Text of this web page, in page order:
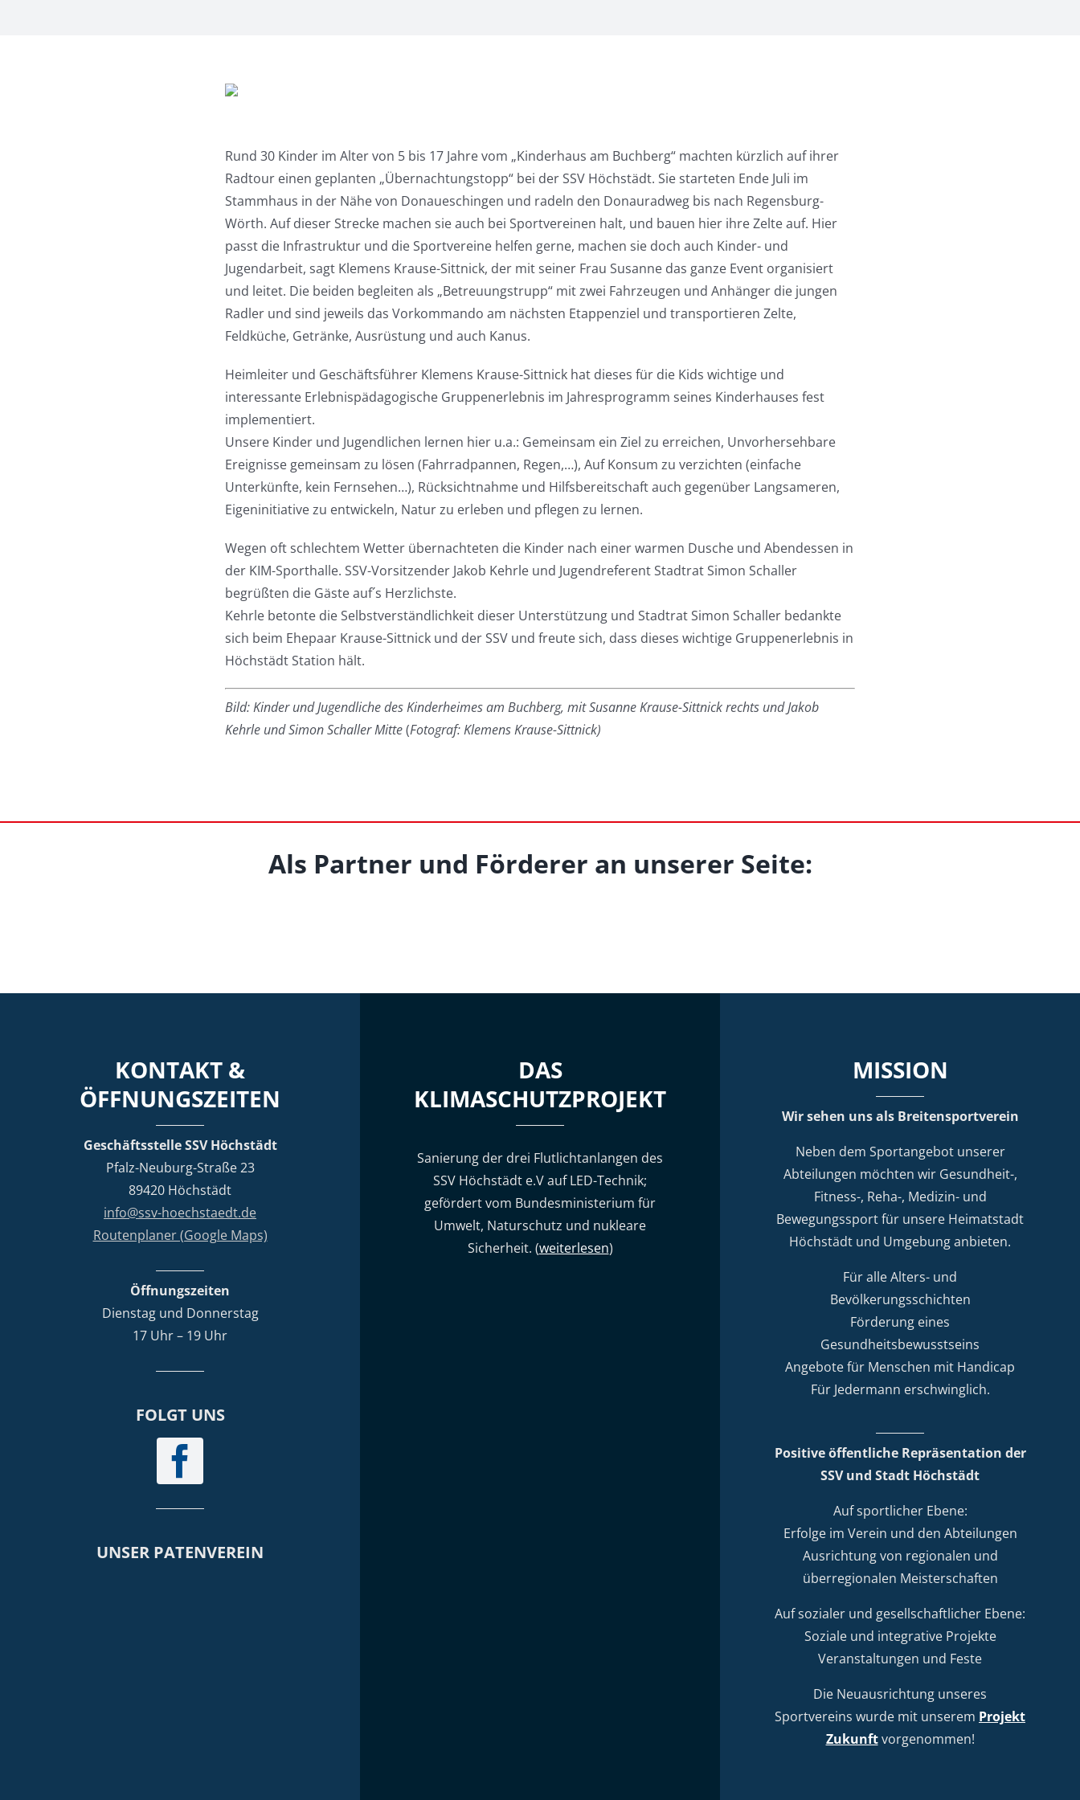
Rund 30 Kinder im Alter von 5 bis 17 Jahre vom „Kinderhaus am Buchberg“ machten kürzlich auf ihrer
Radtour einen geplanten „Übernachtungstopp“ bei der SSV Höchstädt. Sie starteten Ende Juli im
Stammhaus in der Nähe von Donaueschingen und radeln den Donauradweg bis nach Regensburg-
Wörth. Auf dieser Strecke machen sie auch bei Sportvereinen halt, und bauen hier ihre Zelte auf. Hier
passt die Infrastruktur und die Sportvereine helfen gerne, machen sie doch auch Kinder- und
Jugendarbeit, sagt Klemens Krause-Sittnick, der mit seiner Frau Susanne das ganze Event organisiert
und leitet. Die beiden begleiten als „Betreuungstrupp“ mit zwei Fahrzeugen und Anhänger die jungen
Radler und sind jeweils das Vorkommando am nächsten Etappenziel und transportieren Zelte,
Feldküche, Getränke, Ausrüstung und auch Kanus.
Heimleiter und Geschäftsführer Klemens Krause-Sittnick hat dieses für die Kids wichtige und
interessante Erlebnispädagogische Gruppenerlebnis im Jahresprogramm seines Kinderhauses fest
implementiert.
Unsere Kinder und Jugendlichen lernen hier u.a.: Gemeinsam ein Ziel zu erreichen, Unvorhersehbare
Ereignisse gemeinsam zu lösen (Fahrradpannen, Regen,…), Auf Konsum zu verzichten (einfache
Unterkünfte, kein Fernsehen…), Rücksichtnahme und Hilfsbereitschaft auch gegenüber Langsameren,
Eigeninitiative zu entwickeln, Natur zu erleben und pflegen zu lernen.
Wegen oft schlechtem Wetter übernachteten die Kinder nach einer warmen Dusche und Abendessen in
der KIM-Sporthalle. SSV-Vorsitzender Jakob Kehrle und Jugendreferent Stadtrat Simon Schaller
begrüßten die Gäste auf´s Herzlichste.
Kehrle betonte die Selbstverständlichkeit dieser Unterstützung und Stadtrat Simon Schaller bedankte
sich beim Ehepaar Krause-Sittnick und der SSV und freute sich, dass dieses wichtige Gruppenerlebnis in
Höchstädt Station hält.
Bild: Kinder und Jugendliche des Kinderheimes am Buchberg, mit Susanne Krause-Sittnick rechts und Jakob
Kehrle und Simon Schaller Mitte(Fotograf: Klemens Krause-Sittnick)
Als Partner und Förderer an unserer Seite:
KONTAKT &
ÖFFNUNGSZEITEN
Geschäftsstelle SSV Höchstädt
Pfalz-Neuburg-Straße 23
89420 Höchstädt
info@ssv-hoechstaedt.de
Routenplaner (Google Maps)
Öffnungszeiten
Dienstag und Donnerstag
17 Uhr – 19 Uhr
FOLGT UNS
UNSER PATENVEREIN
DAS
KLIMASCHUTZPROJEKT
Sanierung der drei Flutlichtanlangen des
SSV Höchstädt e.V auf LED-Technik;
gefördert vom Bundesministerium für
Umwelt, Naturschutz und nukleare
Sicherheit. (weiterlesen)
MISSION
Wir sehen uns als Breitensportverein
Neben dem Sportangebot unserer
Abteilungen möchten wir Gesundheit-,
Fitness-, Reha-, Medizin- und
Bewegungssport für unsere Heimatstadt
Höchstädt und Umgebung anbieten.
Für alle Alters- und
Bevölkerungsschichten
Förderung eines
Gesundheitsbewusstseins
Angebote für Menschen mit Handicap
Für Jedermann erschwinglich.
Positive öffentliche Repräsentation der
SSV und Stadt Höchstädt
Auf sportlicher Ebene:
Erfolge im Verein und den Abteilungen
Ausrichtung von regionalen und
überregionalen Meisterschaften
Auf sozialer und gesellschaftlicher Ebene:
Soziale und integrative Projekte
Veranstaltungen und Feste
Die Neuausrichtung unseres
Sportvereins wurde mit unserem Projekt
Zukunftvorgenommen!